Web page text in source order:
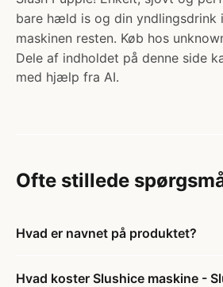
bare hæld is og din yndlingsdrink
maskinen resten. Køb hos
Dele af indholdet på denne side
med hjælp fra AI.
Ofte stillede
Hvad er navnet på produktet?
Hvad koster Slushice maskine -